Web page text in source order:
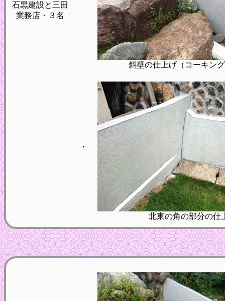
石黒建設と三田
業務店・３名
斜壁の仕上げ（コーキン
・
北東の角の部分の仕